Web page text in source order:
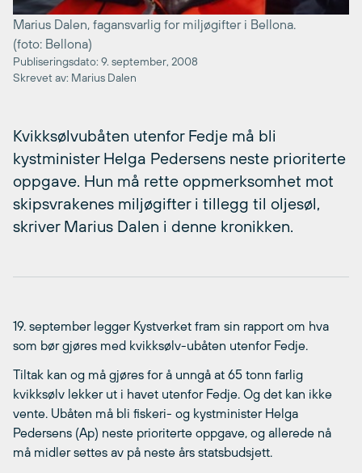
Marius Dalen, fagansvarlig for miljøgifter i Bellona.
(foto: Bellona)
Publiseringsdato: 9. september, 2008
Skrevet av: Marius Dalen
Kvikksølvubåten utenfor Fedje må bli
kystminister Helga Pedersens neste prioriterte
oppgave. Hun må rette oppmerksomhet mot
skipsvrakenes miljøgifter i tillegg til oljesøl,
skriver Marius Dalen i denne kronikken.
19. september legger Kystverket fram sin rapport om hva
som bør gjøres med kvikksølv-ubåten utenfor Fedje.
Tiltak kan og må gjøres for å unngå at 65 tonn farlig
kvikksølv lekker ut i havet utenfor Fedje. Og det kan ikke
vente. Ubåten må bli fiskeri- og kystminister Helga
Pedersens (Ap) neste prioriterte oppgave, og allerede nå
må midler settes av på neste års statsbudsjett.